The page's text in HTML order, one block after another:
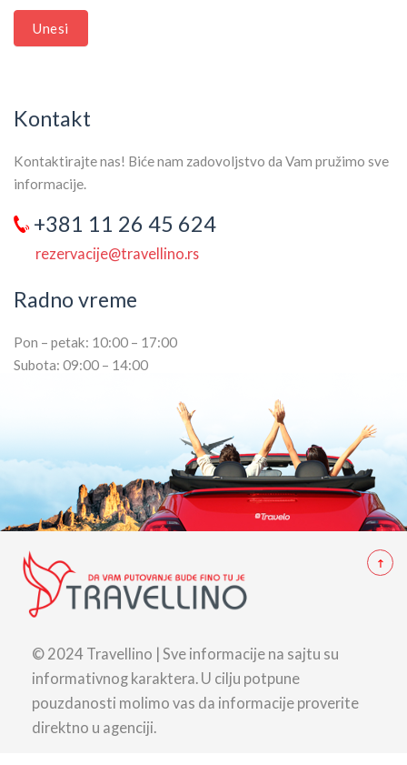
Unesi
Kontakt
Kontaktirajte nas! Biće nam zadovoljstvo da Vam pružimo sve
informacije.
+381 11 26 45 624
rezervacije@travellino.rs
Radno vreme
Pon – petak: 10:00 – 17:00
Subota: 09:00 – 14:00
© 2024 Travellino | Sve informacije na sajtu su
informativnog karaktera. U cilju potpune
pouzdanosti molimo vas da informacije proverite
direktno u agenciji.